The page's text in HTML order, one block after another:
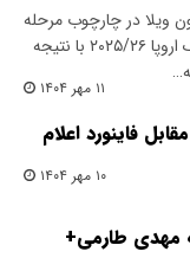
ویلا در چارچوب مرحله
گروهی رقابت های لیگ اروپا ۲۰۲۵/۲۶ با نتیجه
۱۱ مهر ۱۴۰۴
فاینورد اعلام
۱۰ مهر ۱۴۰۴
مهدی طارمی+